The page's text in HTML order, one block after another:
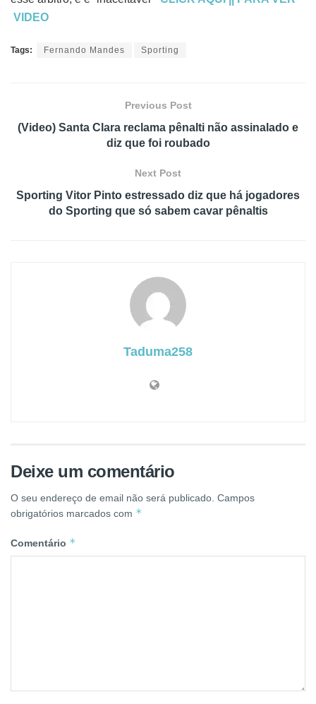
VIDEO
Tags: Fernando Mandes Sporting
Previous Post
(Video) Santa Clara reclama pênalti não assinalado e
diz que foi roubado
Next Post
Sporting Vitor Pinto estressado diz que há jogadores
do Sporting que só sabem cavar pênaltis
Taduma258
Deixe um comentário
O seu endereço de email não será publicado. Campos
obrigatórios marcados com *
Comentário *